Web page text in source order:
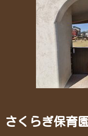
さくらぎ保育園